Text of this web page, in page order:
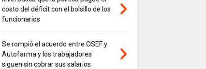
costo del déficit con el bolsillo de los
funcionarios
Se rompió el acuerdo entre OSEF y
Autofarma y los trabajadores
siguen sin cobrar sus salarios